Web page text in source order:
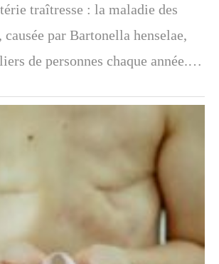
traîtresse : la maladie des
par Bartonella henselae,
de personnes chaque année.…